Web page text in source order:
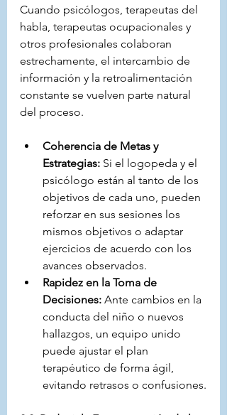
Cuando psicólogos, terapeutas del
habla, terapeutas ocupacionales y
otros profesionales colaboran
estrechamente, el intercambio de
información y la retroalimentación
constante se vuelven parte natural
del proceso.
Coherencia de Metas y
Estrategias: Si el logopeda y el
psicólogo están al tanto de los
objetivos de cada uno, pueden
reforzar en sus sesiones los
mismos objetivos o adaptar
ejercicios de acuerdo con los
avances observados.
Rapidez en la Toma de
Decisiones: Ante cambios en la
conducta del niño o nuevos
hallazgos, un equipo unido
puede ajustar el plan
terapéutico de forma ágil,
evitando retrasos o confusiones.